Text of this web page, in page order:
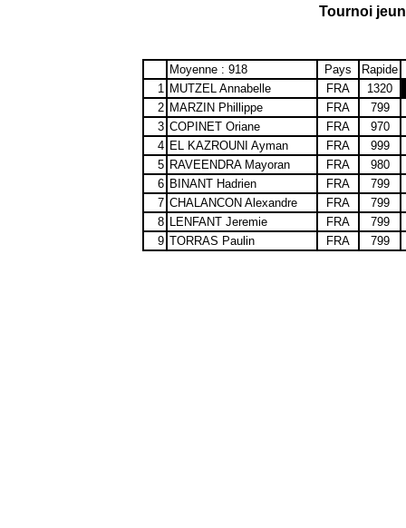
Tournoi
Moyenne : 918 Pays
Rapide
1 MUTZEL Annabelle FRA
1320
2 MARZIN Phillippe FRA
799
3 COPINET Oriane FRA
970
4 EL KAZROUNI Ayman FRA
999
5 RAVEENDRA Mayoran FRA
980
6 BINANT Hadrien FRA
799
7 CHALANCON Alexandre FRA
799
8 LENFANT Jeremie FRA
799
9 TORRAS Paulin FRA 799